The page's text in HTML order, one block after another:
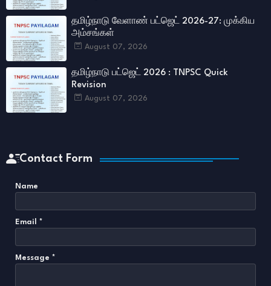
தமிழ்நாடு வேளாண் பட்ஜெட் 2026-27: முக்கிய
அம்சங்கள்
August 07, 2026
தமிழ்நாடு பட்ஜெட் 2026 : TNPSC Quick
Revision
August 07, 2026
Contact Form
Name
Email *
Message *